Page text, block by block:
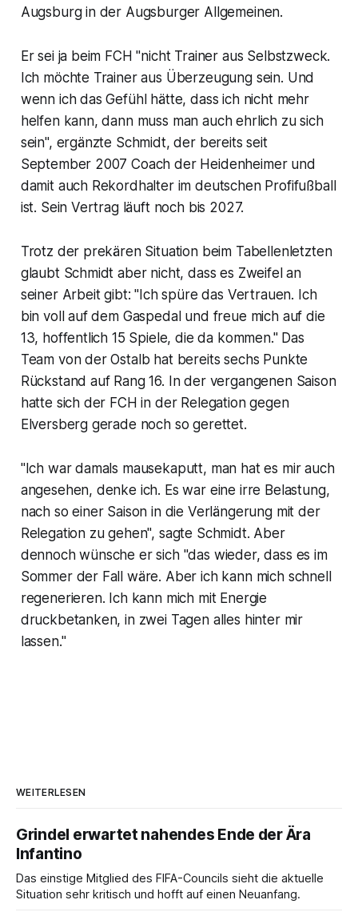
Augsburg in der Augsburger Allgemeinen.
Er sei ja beim FCH "nicht Trainer aus Selbstzweck.
Ich möchte Trainer aus Überzeugung sein. Und
wenn ich das Gefühl hätte, dass ich nicht mehr
helfen kann, dann muss man auch ehrlich zu sich
sein", ergänzte Schmidt, der bereits seit
September 2007 Coach der Heidenheimer und
damit auch Rekordhalter im deutschen Profifußball
ist. Sein Vertrag läuft noch bis 2027.
Trotz der prekären Situation beim Tabellenletzten
glaubt Schmidt aber nicht, dass es Zweifel an
seiner Arbeit gibt: "Ich spüre das Vertrauen. Ich
bin voll auf dem Gaspedal und freue mich auf die
13, hoffentlich 15 Spiele, die da kommen." Das
Team von der Ostalb hat bereits sechs Punkte
Rückstand auf Rang 16. In der vergangenen Saison
hatte sich der FCH in der Relegation gegen
Elversberg gerade noch so gerettet.
"Ich war damals mausekaputt, man hat es mir auch
angesehen, denke ich. Es war eine irre Belastung,
nach so einer Saison in die Verlängerung mit der
Relegation zu gehen", sagte Schmidt. Aber
dennoch wünsche er sich "das wieder, dass es im
Sommer der Fall wäre. Aber ich kann mich schnell
regenerieren. Ich kann mich mit Energie
druckbetanken, in zwei Tagen alles hinter mir
lassen."
WEITERLESEN
Grindel erwartet nahendes Ende der Ära
Infantino
Das einstige Mitglied des FIFA-Councils sieht die aktuelle
Situation sehr kritisch und hofft auf einen Neuanfang.